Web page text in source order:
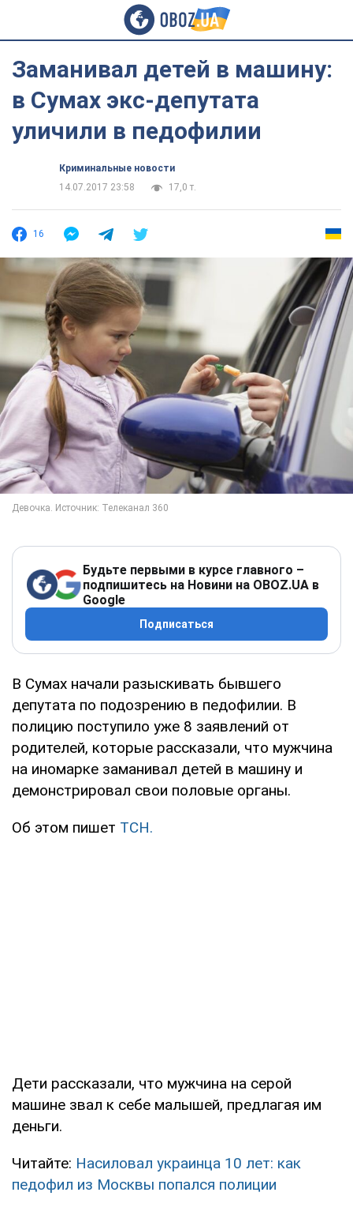
Заманивал детей в машину:
в Сумах экс-депутата
уличили в педофилии
Криминальные новости
14.07.2017 23:58
17,0 т.
16
Будьте первыми в курсе главного –
подпишитесь на Новини на OBOZ.UA в
Google
Подписаться
В Сумах начали разыскивать бывшего
депутата по подозрению в педофилии. В
полицию поступило уже 8 заявлений от
родителей, которые рассказали, что мужчина
на иномарке заманивал детей в машину и
демонстрировал свои половые органы.
Об этом пишет ТСН.
Дети рассказали, что мужчина на серой
машине звал к себе малышей, предлагая им
деньги.
Читайте: Насиловал украинца 10 лет: как
педофил из Москвы попался полиции